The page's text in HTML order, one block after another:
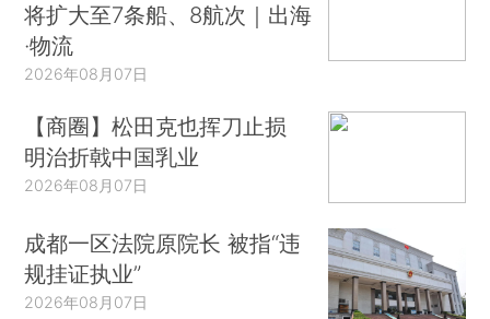
将扩大至7条船、8航次｜出海
·物流
2026年08月07日
【商圈】松田克也挥刀止损
明治折戟中国乳业
2026年08月07日
成都一区法院原院长 被指“违
规挂证执业”
2026年08月07日